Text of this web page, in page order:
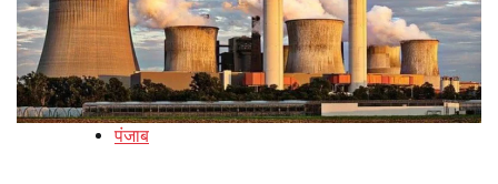
पंजाब